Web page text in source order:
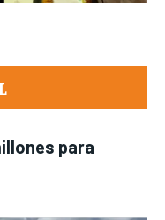
para